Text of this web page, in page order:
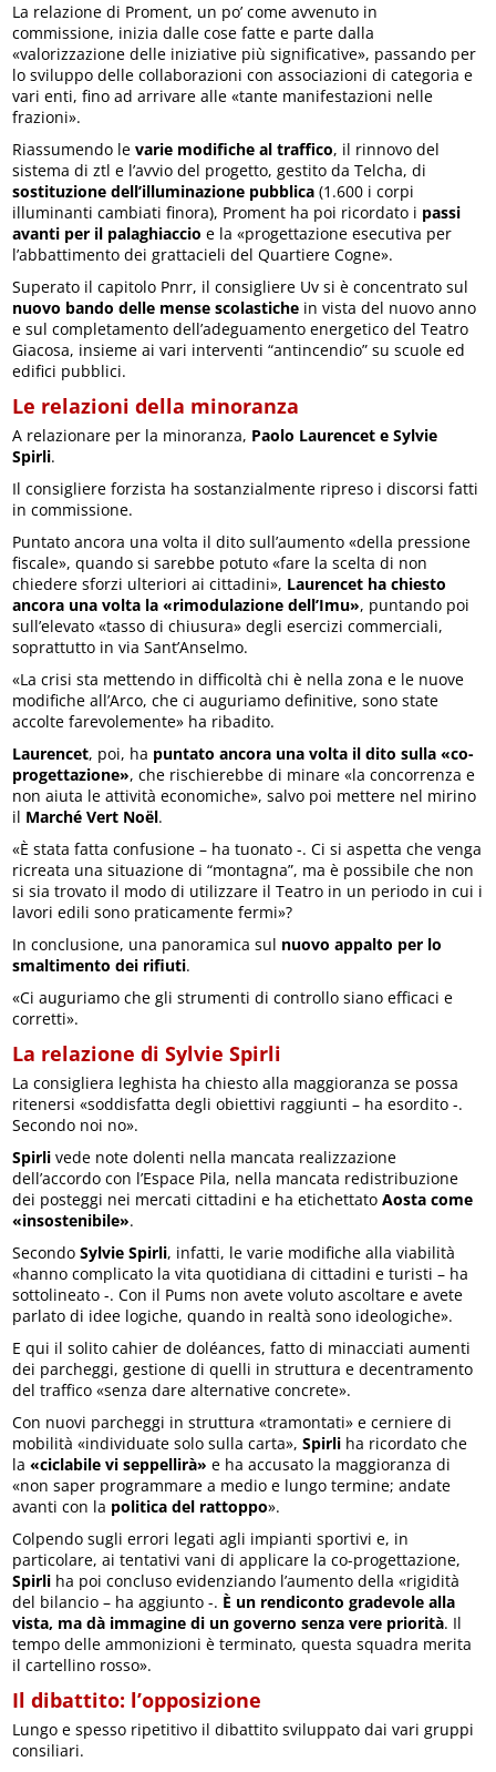
La relazione di Proment, un po’ come avvenuto in
commissione, inizia dalle cose fatte e parte dalla
«valorizzazione delle iniziative più significative», passando per
lo sviluppo delle collaborazioni con associazioni di categoria e
vari enti, fino ad arrivare alle «tante manifestazioni nelle
frazioni».
Riassumendo levarie modifiche al traffico, il rinnovo del
sistema di ztl e l’avvio del progetto, gestito da Telcha, di
sostituzione dell’illuminazione pubblica (1.600 i corpi
illuminanti cambiati finora), Proment ha poi ricordato i passi
avanti per il palaghiaccio e la «progettazione esecutiva per
l’abbattimento dei grattacieli del Quartiere Cogne».
Superato il capitolo Pnrr, il consigliere Uv si è concentrato sul
nuovo bando delle mense scolastiche in vista del nuovo anno
e sul completamento dell’adeguamento energetico del Teatro
Giacosa, insieme ai vari interventi “antincendio” su scuole ed
edifici pubblici.
Le relazioni della minoranza
A relazionare per la minoranza, Paolo Laurencet e Sylvie
Spirli.
Il consigliere forzista ha sostanzialmente ripreso i discorsi fatti
in commissione.
Puntato ancora una volta il dito sull’aumento «della pressione
fiscale», quando si sarebbe potuto «fare la scelta di non
chiedere sforzi ulteriori ai cittadini», Laurencet ha chiesto
ancora una volta la «rimodulazione dell’Imu», puntando poi
sull’elevato «tasso di chiusura» degli esercizi commerciali,
soprattutto in via Sant’Anselmo.
«La crisi sta mettendo in difficoltà chi è nella zona e le nuove
modifiche all’Arco, che ci auguriamo definitive, sono state
accolte farevolemente» ha ribadito.
Laurencet, poi, ha puntato ancora una volta il dito sulla «co-
progettazione», che rischierebbe di minare «la concorrenza e
non aiuta le attività economiche», salvo poi mettere nel mirino
il Marché Vert Noël.
«È stata fatta confusione – ha tuonato -. Ci si aspetta che venga
ricreata una situazione di “montagna”, ma è possibile che non
si sia trovato il modo di utilizzare il Teatro in un periodo in cui i
lavori edili sono praticamente fermi»?
In conclusione, una panoramica sul nuovo appalto per lo
smaltimento dei rifiuti.
«Ci auguriamo che gli strumenti di controllo siano efficaci e
corretti».
La relazione di Sylvie Spirli
La consigliera leghista ha chiesto alla maggioranza se possa
ritenersi «soddisfatta degli obiettivi raggiunti – ha esordito -.
Secondo noi no».
Spirli vede note dolenti nella mancata realizzazione
dell’accordo con l’Espace Pila, nella mancata redistribuzione
dei posteggi nei mercati cittadini e ha etichettatoAosta come
«insostenibile».
SecondoSylvie Spirli, infatti, le varie modifiche alla viabilità
«hanno complicato la vita quotidiana di cittadini e turisti – ha
sottolineato -. Con il Pums non avete voluto ascoltare e avete
parlato di idee logiche, quando in realtà sono ideologiche».
E qui il solito cahier de doléances, fatto di minacciati aumenti
dei parcheggi, gestione di quelli in struttura e decentramento
del traffico «senza dare alternative concrete».
Con nuovi parcheggi in struttura «tramontati» e cerniere di
mobilità «individuate solo sulla carta»,Spirli ha ricordato che
la«ciclabile vi seppellirà» e ha accusato la maggioranza di
«non saper programmare a medio e lungo termine; andate
avanti con la politica del rattoppo».
Colpendo sugli errori legati agli impianti sportivi e, in
particolare, ai tentativi vani di applicare la co-progettazione,
Spirli ha poi concluso evidenziando l’aumento della «rigidità
del bilancio – ha aggiunto -. È un rendiconto gradevole alla
vista, ma dà immagine di un governo senza vere priorità. Il
tempo delle ammonizioni è terminato, questa squadra merita
il cartellino rosso».
Il dibattito: l’opposizione
Lungo e spesso ripetitivo il dibattito sviluppato dai vari gruppi
consiliari.